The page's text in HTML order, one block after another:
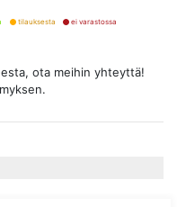
tilauksesta ei varastossa
ota meihin yhteyttä!